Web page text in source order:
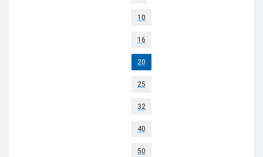
10
16
20
25
32
40
50